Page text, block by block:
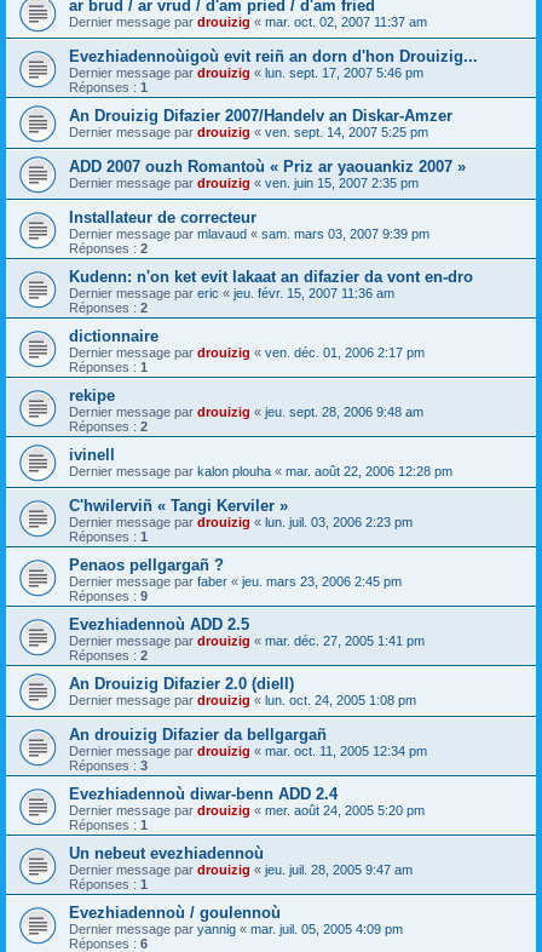
ar brud / ar vrud / d'am pried / d'am fried
Dernier message par drouizig « mar. oct. 02, 2007 11:37 am
Evezhiadennoùigoù evit reiñ an dorn d'hon Drouizig...
Dernier message par drouizig « lun. sept. 17, 2007 5:46 pm
Réponses : 1
An Drouizig Difazier 2007/Handelv an Diskar-Amzer
Dernier message par drouizig « ven. sept. 14, 2007 5:25 pm
ADD 2007 ouzh Romantoù « Priz ar yaouankiz 2007 »
Dernier message par drouizig « ven. juin 15, 2007 2:35 pm
Installateur de correcteur
Dernier message par mlavaud « sam. mars 03, 2007 9:39 pm
Réponses : 2
Kudenn: n'on ket evit lakaat an difazier da vont en-dro
Dernier message par eric « jeu. févr. 15, 2007 11:36 am
Réponses : 2
dictionnaire
Dernier message par drouizig « ven. déc. 01, 2006 2:17 pm
Réponses : 1
rekipe
Dernier message par drouizig « jeu. sept. 28, 2006 9:48 am
Réponses : 2
ivinell
Dernier message par kalon plouha « mar. août 22, 2006 12:28 pm
C'hwilerviñ « Tangi Kerviler »
Dernier message par drouizig « lun. juil. 03, 2006 2:23 pm
Réponses : 1
Penaos pellgargañ ?
Dernier message par faber « jeu. mars 23, 2006 2:45 pm
Réponses : 9
Evezhiadennoù ADD 2.5
Dernier message par drouizig « mar. déc. 27, 2005 1:41 pm
Réponses : 2
An Drouizig Difazier 2.0 (diell)
Dernier message par drouizig « lun. oct. 24, 2005 1:08 pm
An drouizig Difazier da bellgargañ
Dernier message par drouizig « mar. oct. 11, 2005 12:34 pm
Réponses : 3
Evezhiadennoù diwar-benn ADD 2.4
Dernier message par drouizig « mer. août 24, 2005 5:20 pm
Réponses : 1
Un nebeut evezhiadennoù
Dernier message par drouizig « jeu. juil. 28, 2005 9:47 am
Réponses : 1
Evezhiadennoù / goulennoù
Dernier message par yannig « mar. juil. 05, 2005 4:09 pm
Réponses : 6